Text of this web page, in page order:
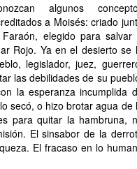
algunos
a Moisés: criado
elegido para salvar
Rojo. Ya en el desierto se
legislador, juez,
las debilidades de su
la esperanza incumplida
secó, o hizo brotar agua de
para quitar la hambruna,
El sinsabor de la
El fracaso en lo